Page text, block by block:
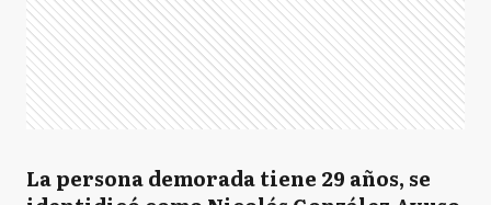
La persona demorada tiene 29 años, se